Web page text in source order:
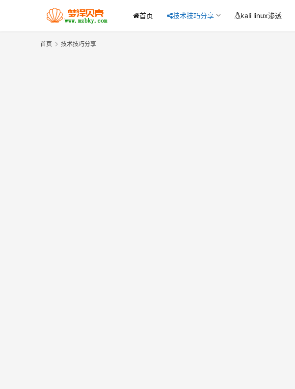
首页 技术技巧分享 kali linux渗透
首页 技术技巧分享